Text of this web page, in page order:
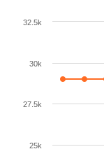
30k
25k
27.5k
32.5k